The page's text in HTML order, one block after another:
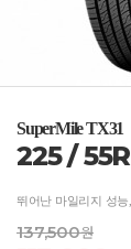
SuperMile TX31
225/55R
137,500원